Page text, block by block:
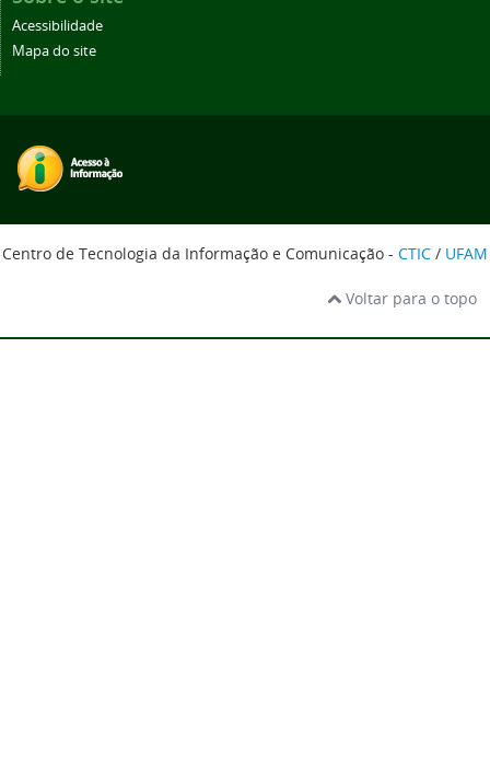
Acessibilidade
Mapa do site
Centro de Tecnologia da Informação e Comunicação - CTIC / UFAM
Voltar para o topo